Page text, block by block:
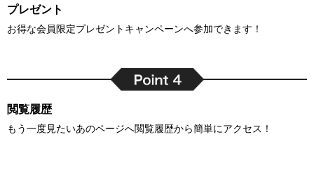
プレゼント
お得な会員限定プレゼントキャンペーンへ参加できます！
閲覧履歴
もう一度見たいあのページへ閲覧履歴から簡単にアクセス！